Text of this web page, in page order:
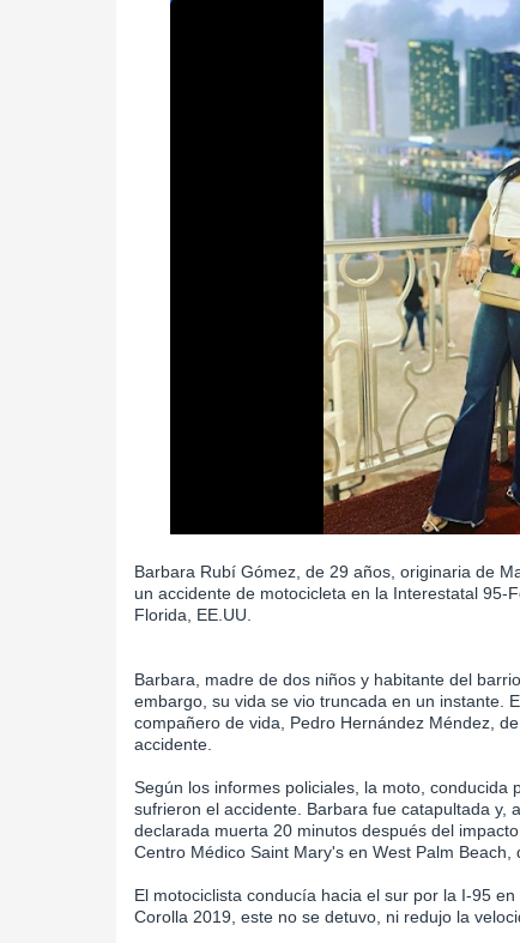
Barbara Rubí Gómez, de 29 años, originaria de
un accidente de motocicleta en la Interestatal 95-
Florida, EE.UU.
Barbara, madre de dos niños y habitante del
embargo, su vida se vio truncada en un instante.
compañero de vida, Pedro Hernández Méndez,
accidente.
Según los informes policiales, la moto,
sufrieron el accidente. Barbara fue catapultada y,
declarada muerta 20 minutos después del
Centro Médico Saint Mary's en West Palm
El motociclista conducía hacia el sur por la I-95
Corolla 2019, este no se detuvo, ni redujo la